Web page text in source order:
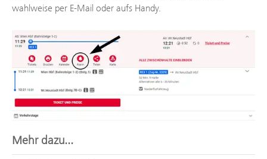
wahlweise per E-Mail oder aufs Handy.
Mehr dazu...